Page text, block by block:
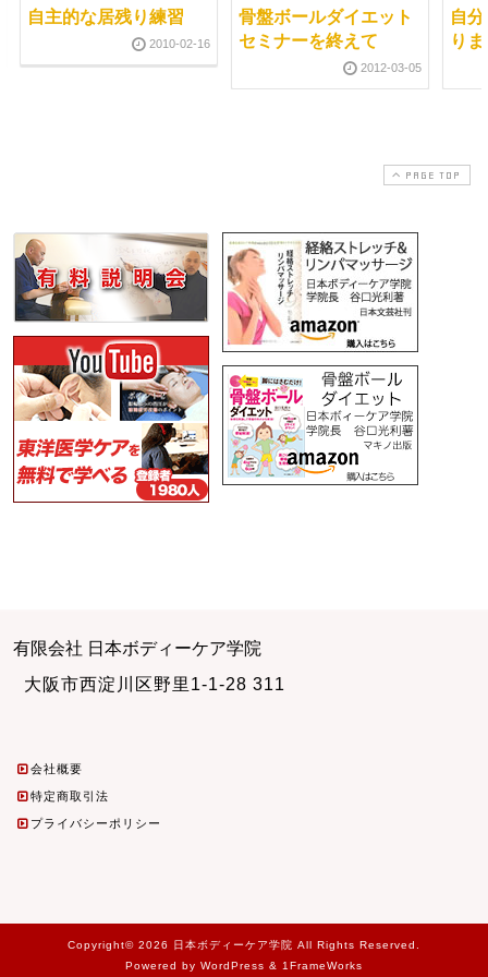
自主的な居残り練習
2010-02-16
骨盤ボールダイエット
セミナーを終えて
2012-03-05
自
り
PAGE TOP
有限会社 日本ボディーケア学院
大阪市西淀川区野里1-1-28 311
会社概要
特定商取引法
プライバシーポリシー
Copyright© 2026 日本ボディーケア学院 All Rights Reserved.
Powered by WordPress & 1FrameWorks